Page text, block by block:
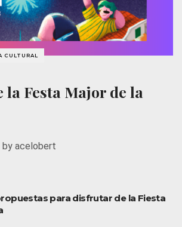
CULTURAL
Festa Major de la
by acelobert
para disfrutar de la Fiesta